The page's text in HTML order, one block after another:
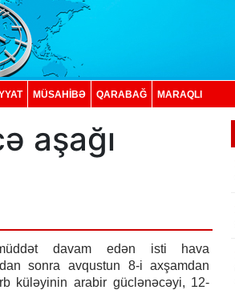
MÜSAHİBƏ QARABAĞ MARAQLI
aşağı
davam edən isti hava
sonra avqustun 8-i axşamdan
küləyinin arabir güclənəcəyi, 12-